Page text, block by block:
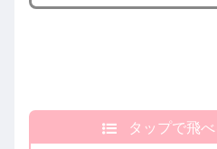
タップで飛